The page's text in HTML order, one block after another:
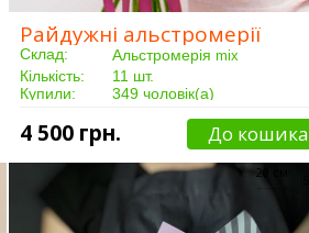
Райдужні альстромерії
Склад: Альстромерія mix
Кількість:
11 шт.
Купили:
349 чоловік(а)
4 500 грн. До кошика
20 см